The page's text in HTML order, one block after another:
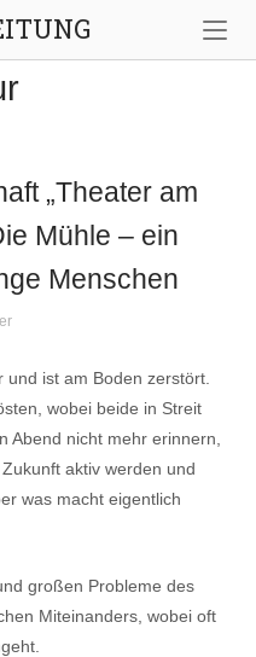
„Theater am
Mühle – ein
Menschen
ist am Boden zerstört.
wobei beide in Streit
Abend nicht mehr erinnern,
aktiv werden und
was macht eigentlich
großen Probleme des
Miteinanders, wobei oft